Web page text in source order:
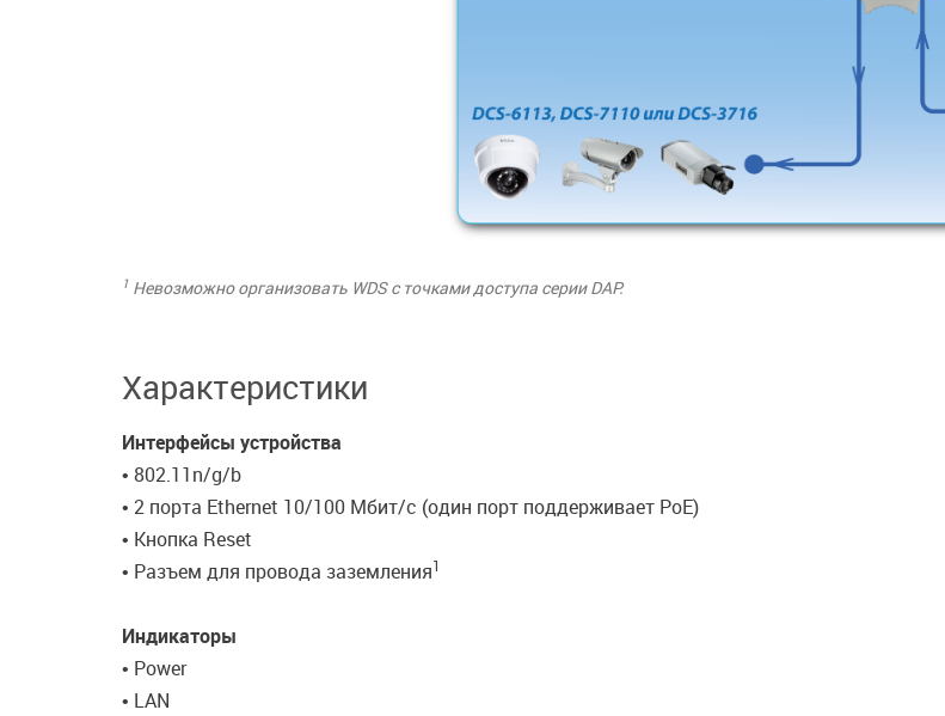
1 Невозможно организовать WDS с точками доступа серии DAP.
Характеристики
Интерфейсы устройства
• 802.11n/g/b
• 2 порта Ethernet 10/100 Мбит/с (один порт поддерживает PoE)
• Кнопка Reset
• Разъем для провода заземления1
Индикаторы
• Power
• LAN